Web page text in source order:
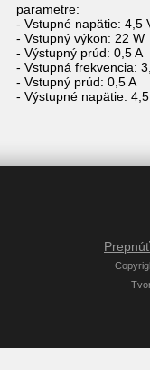
parametre:
- Vstupné napätie: 4,5
- Vstupný výkon: 22 W
- Výstupný prúd: 0,5 A
- Vstupná frekvencia:
- Vstupný prúd: 0,5 A
- Výstupné napätie: